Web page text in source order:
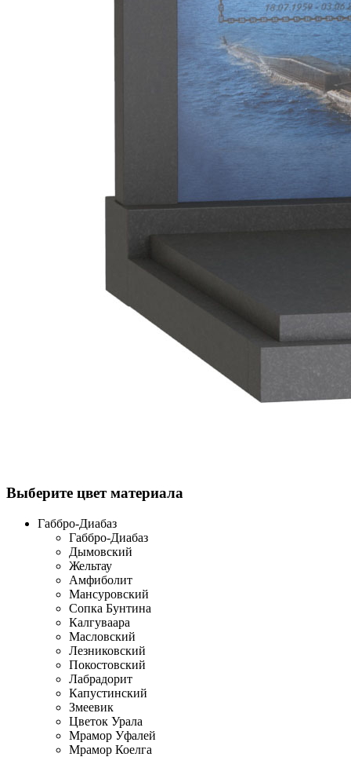
Выберите цвет материала
Габбро-Диабаз
Габбро-Диабаз
Дымовский
Жельтау
Амфиболит
Мансуровский
Сопка Бунтина
Калгуваара
Масловский
Лезниковский
Покостовский
Лабрадорит
Капустинский
Змеевик
Цветок Урала
Мрамор Уфалей
Мрамор Коелга